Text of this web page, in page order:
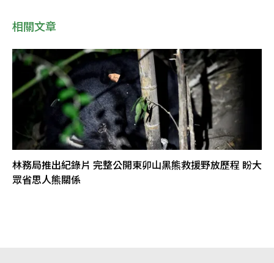
相關文章
林務局推出紀錄片 完整公開東卯山黑熊救援野放歷程 盼大
眾省思人熊關係